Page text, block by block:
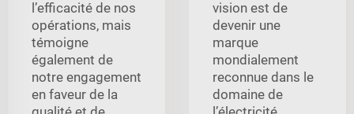
l’efficacité de nos
opérations, mais
témoigne
également de
notre engagement
en faveur de la
vision est de
devenir une
marque
mondialement
reconnue dans le
domaine de